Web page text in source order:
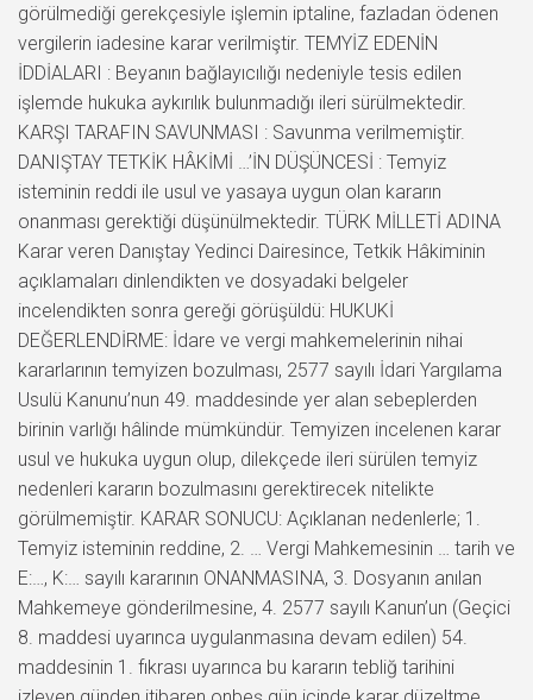
görülmediği gerekçesiyle işlemin iptaline, fazladan ödenen
vergilerin iadesine karar verilmiştir. TEMYİZ EDENİN
İDDİALARI : Beyanın bağlayıcılığı nedeniyle tesis edilen
işlemde hukuka aykırılık bulunmadığı ileri sürülmektedir.
KARŞI TARAFIN SAVUNMASI : Savunma verilmemiştir.
DANIŞTAY TETKİK HÂKİMİ …’İN DÜŞÜNCESİ : Temyiz
isteminin reddi ile usul ve yasaya uygun olan kararın
onanması gerektiği düşünülmektedir. TÜRK MİLLETİ ADINA
Karar veren Danıştay Yedinci Dairesince, Tetkik Hâkiminin
açıklamaları dinlendikten ve dosyadaki belgeler
incelendikten sonra gereği görüşüldü: HUKUKİ
DEĞERLENDİRME: İdare ve vergi mahkemelerinin nihai
kararlarının temyizen bozulması, 2577 sayılı İdari Yargılama
Usulü Kanunu’nun 49. maddesinde yer alan sebeplerden
birinin varlığı hâlinde mümkündür. Temyizen incelenen karar
usul ve hukuka uygun olup, dilekçede ileri sürülen temyiz
nedenleri kararın bozulmasını gerektirecek nitelikte
görülmemiştir. KARAR SONUCU: Açıklanan nedenlerle; 1.
Temyiz isteminin reddine, 2. … Vergi Mahkemesinin … tarih ve
E:…, K:… sayılı kararının ONANMASINA, 3. Dosyanın anılan
Mahkemeye gönderilmesine, 4. 2577 sayılı Kanun’un (Geçici
8. maddesi uyarınca uygulanmasına devam edilen) 54.
maddesinin 1. fıkrası uyarınca bu kararın tebliğ tarihini